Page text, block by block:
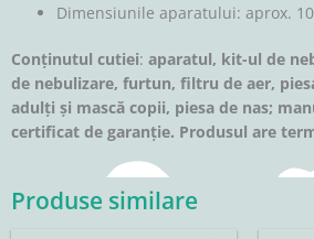
Dimensiunile aparatului: aprox.
Conținutul cutiei: aparatul, kit-ul de
de nebulizare, furtun, filtru de aer,
adulți și mască copii, piesa de nas;
certificat de garanție. Produsul are
Produse similare